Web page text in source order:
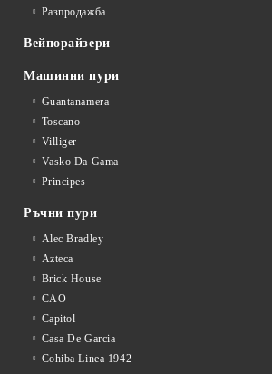
Разпродажба
Вейпорайзери
Машинни пури
Guantanamera
Toscano
Villiger
Vasko Da Gama
Principes
Ръчни пури
Alec Bradley
Azteca
Brick House
CAO
Capitol
Casa De Garcia
Cohiba Linea 1942